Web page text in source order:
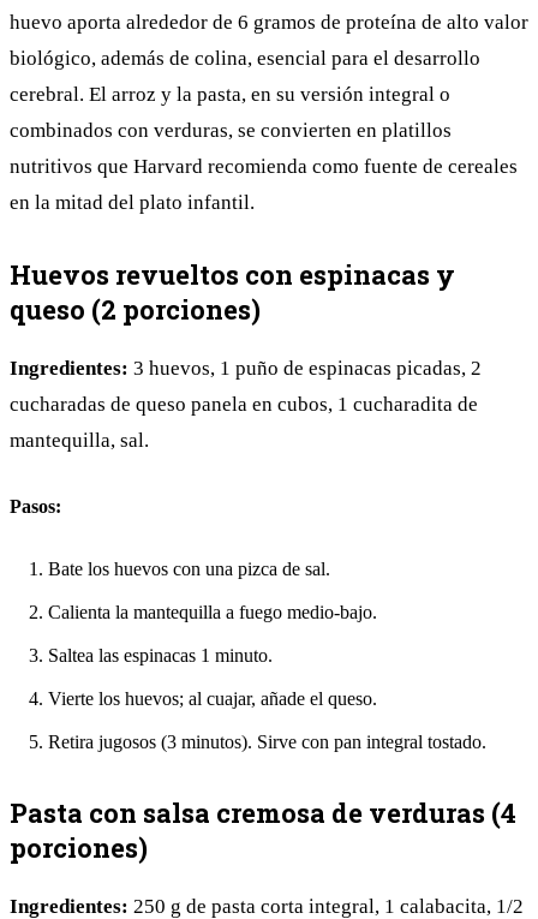
huevo aporta alrededor de 6 gramos de proteína de alto valor
biológico, además de colina, esencial para el desarrollo
cerebral. El arroz y la pasta, en su versión integral o
combinados con verduras, se convierten en platillos
nutritivos que Harvard recomienda como fuente de cereales
en la mitad del plato infantil.
Huevos revueltos con espinacas y
queso (2 porciones)
Ingredientes: 3 huevos, 1 puño de espinacas picadas, 2
cucharadas de queso panela en cubos, 1 cucharadita de
mantequilla, sal.
Pasos:
Bate los huevos con una pizca de sal.
Calienta la mantequilla a fuego medio-bajo.
Saltea las espinacas 1 minuto.
Vierte los huevos; al cuajar, añade el queso.
Retira jugosos (3 minutos). Sirve con pan integral tostado.
Pasta con salsa cremosa de verduras (4
porciones)
Ingredientes: 250 g de pasta corta integral, 1 calabacita, 1/2